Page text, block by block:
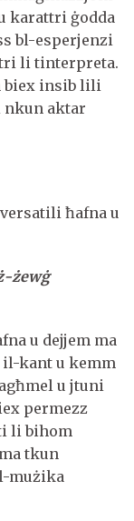
karattri ġodda
bl-esperjenzi
li tinterpreta.
biex insib lili
aktar
ħafna u
żewġ
u dejjem ma
kant u kemm
u jtuni
permezz
li bihom
tkun
mużika